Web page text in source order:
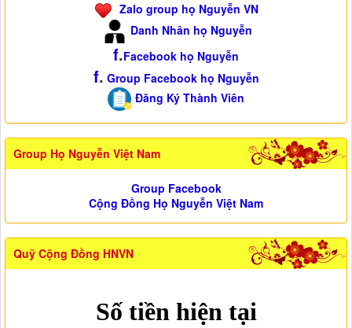
Zalo group họ Nguyễn VN
Danh Nhân họ Nguyễn
f.Facebook họ Nguyễn
f. Group Facebook họ Nguyễn
Đăng Ký Thành Viên
Group Họ Nguyễn Việt Nam
Group Facebook
Cộng Đồng Họ Nguyễn Việt Nam
Quỹ Cộng Đồng HNVN